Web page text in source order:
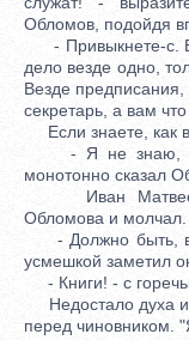
Обломов, подойдя
- Привыкнете-с.
дело везде одно,
Везде
секретарь, а вам
Если знаете, как в
- Я не знаю, как
монотонно сказал
Иван
Обломова и молчал.
- Должно быть,
усмешкой заметил
- Книги! - с
Недостало духа и
перед чиновником.